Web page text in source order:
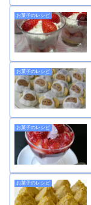
お菓子のレシピ
お菓子のレシピ
お菓子のレシピ
お菓子のレシピ